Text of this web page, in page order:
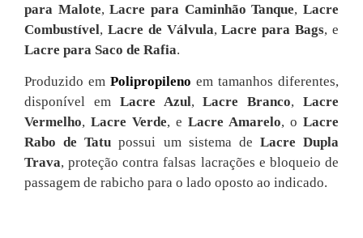
para Malote,Lacre para Caminhão Tanque,Lacre
Combustível, Lacre de Válvula,Lacre para Bags, e
Lacre para Saco de Rafia.
Produzido em Polipropileno em tamanhos diferentes,
disponível em Lacre Azul,Lacre Branco,Lacre
Vermelho, Lacre Verde, e Lacre Amarelo, o Lacre
Rabo de Tatu possui um sistema de Lacre Dupla
Trava, proteção contra falsas lacrações e bloqueio de
passagem de rabicho para o lado oposto ao indicado.